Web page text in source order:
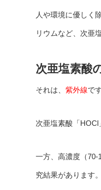
人や環境に優しく
リウムなど、次亜
次亜塩素酸
それは、 紫外線で
次亜塩素酸「
一方、高濃度（70-
究結果があります。